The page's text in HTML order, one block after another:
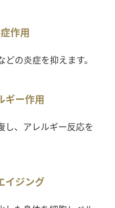
作用
の炎症を抑えます。
ギー作用
し、アレルギー反応を
イジング